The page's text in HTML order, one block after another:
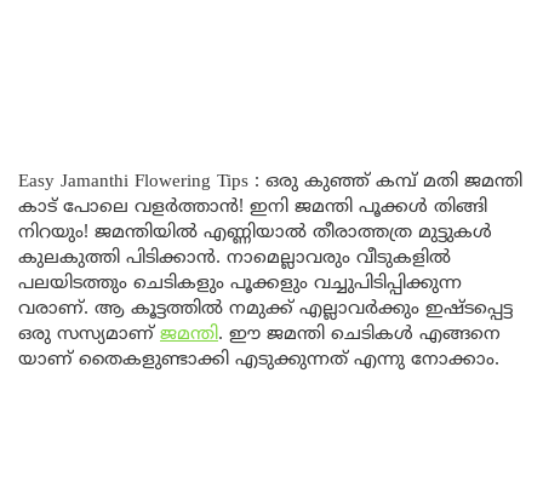
Easy Jamanthi Flowering Tips : ഒരു കുഞ്ഞ് കമ്പ് മതി ജമന്തി
കാട് പോലെ വളർത്താൻ! ഇനി ജമന്തി പൂക്കൾ തിങ്ങി
നിറയും! ജമന്തിയിൽ എണ്ണിയാൽ തീരാത്തത്ര മുട്ടുകൾ
കുലകുത്തി പിടിക്കാൻ. നാമെല്ലാവരും വീടുകളിൽ
പലയിടത്തും ചെടികളും പൂക്കളും വച്ചുപിടിപ്പിക്കുന്ന
വരാണ്. ആ കൂട്ടത്തിൽ നമുക്ക് എല്ലാവർക്കും ഇഷ്ടപ്പെട്ട
ഒരു സസ്യമാണ് ജമന്തി. ഈ ജമന്തി ചെടികൾ എങ്ങനെ
യാണ് തൈകളുണ്ടാക്കി എടുക്കുന്നത് എന്നു നോക്കാം.